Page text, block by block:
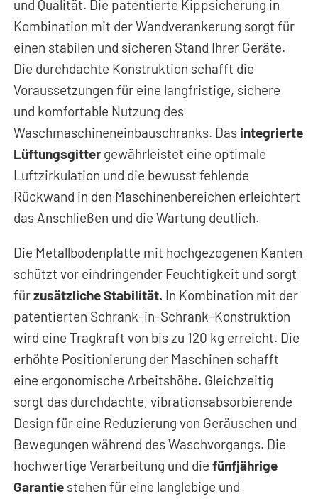
und Qualität. Die patentierte Kippsicherung in
Kombination mit der Wandverankerung sorgt für
einen stabilen und sicheren Stand Ihrer Geräte.
Die durchdachte Konstruktion schafft die
Voraussetzungen für eine langfristige, sichere
und komfortable Nutzung des
Waschmaschineneinbauschranks. Das integrierte
Lüftungsgitter gewährleistet eine optimale
Luftzirkulation und die bewusst fehlende
Rückwand in den Maschinenbereichen erleichtert
das Anschließen und die Wartung deutlich.
Die Metallbodenplatte mit hochgezogenen Kanten
schützt vor eindringender Feuchtigkeit und sorgt
fürzusätzliche Stabilität. In Kombination mit der
patentierten Schrank-in-Schrank-Konstruktion
wird eine Tragkraft von bis zu 120 kg erreicht. Die
erhöhte Positionierung der Maschinen schafft
eine ergonomische Arbeitshöhe. Gleichzeitig
sorgt das durchdachte, vibrationsabsorbierende
Design für eine Reduzierung von Geräuschen und
Bewegungen während des Waschvorgangs. Die
hochwertige Verarbeitung und diefünfjährige
Garantie stehen für eine langlebige und